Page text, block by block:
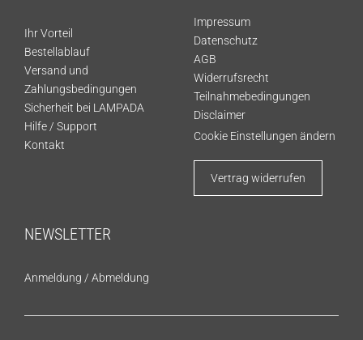
Ihr Vorteil
Bestellablauf
Versand und
Zahlungsbedingungen
Sicherheit bei LAMPADA
Hilfe / Support
Kontakt
Impressum
Datenschutz
AGB
Widerrufsrecht
Teilnahmebedingungen
Disclaimer
Cookie Einstellungen ändern
Vertrag widerrufen
NEWSLETTER
Anmeldung / Abmeldung